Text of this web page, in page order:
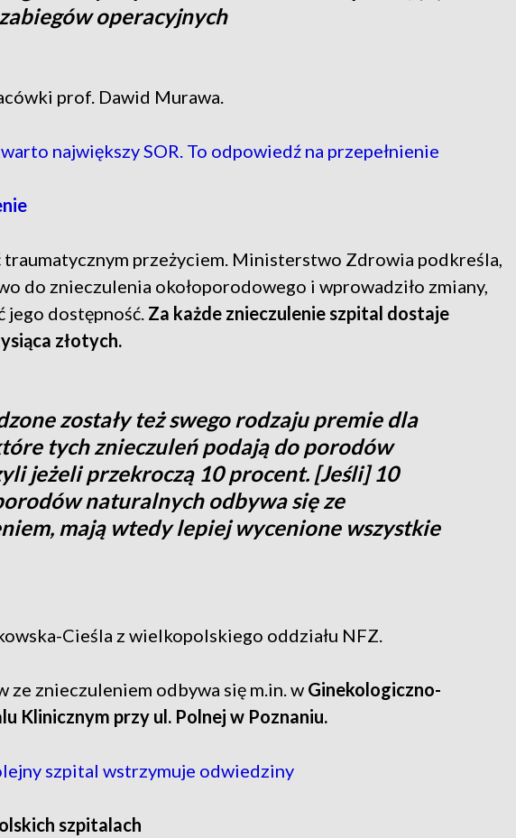
operacyjnych
prof. Dawid Murawa.
największy SOR. To odpowiedź na przepełnienie
traumatycznym przeżyciem. Ministerstwo Zdrowia podkreśla,
do znieczulenia okołoporodowego i wprowadziło zmiany,
jego dostępność. Za każde znieczulenie szpital dostaje
złotych.
zostały też swego rodzaju premie dla
tych znieczuleń podają do porodów
jeżeli przekroczą 10 procent. [Jeśli] 10
naturalnych odbywa się ze
mają wtedy lepiej wycenione wszystkie
Cieśla z wielkopolskiego oddziału NFZ.
ze znieczuleniem odbywa się m.in. w Ginekologiczno-
Klinicznym przy ul. Polnej w Poznaniu.
szpital wstrzymuje odwiedziny
szpitalach